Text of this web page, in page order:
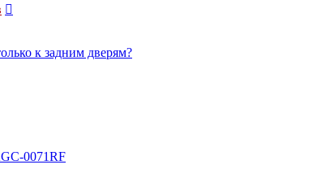
к задним дверям?
0071RF